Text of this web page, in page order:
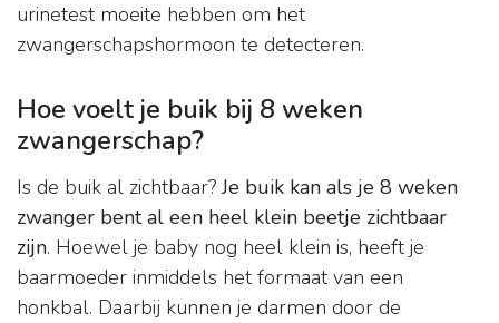
urinetest moeite hebben om het
zwangerschapshormoon te detecteren.
Hoe voelt je buik bij 8 weken
zwangerschap?
Is de buik al zichtbaar?Je buik kan als je 8 weken
zwanger bent al een heel klein beetje zichtbaar
zijn. Hoewel je baby nog heel klein is, heeft je
baarmoeder inmiddels het formaat van een
honkbal. Daarbij kunnen je darmen door de